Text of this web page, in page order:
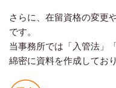
さらに、在留資格の変更
です。
当事務所では「入管法」
綿密に資料を作成しており